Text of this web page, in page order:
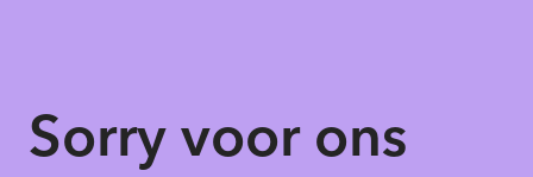
Sorry voor ons